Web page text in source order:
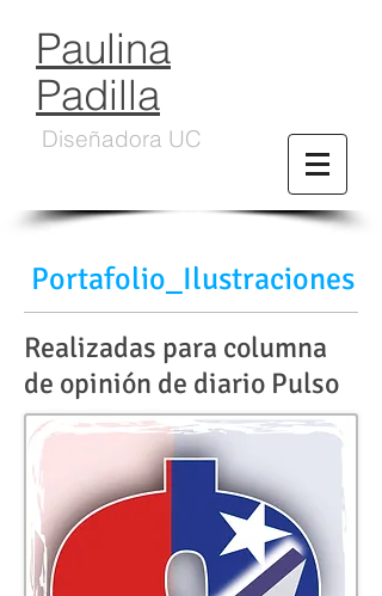
Paulina
Padilla
Diseñadora UC
Portafolio_Ilustraciones
Realizadas para columna
de opinión de diario Pulso